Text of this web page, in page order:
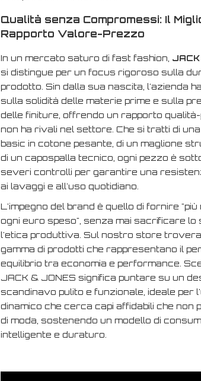
Qualità senza Compromessi: Il
Rapporto Valore-Prezzo
In un mercato saturo di fast fashion
si distingue per un focus rigoroso sulla
prodotto. Sin dalla sua nascita, l'azienda
sulla solidità delle materie prime e sulla
delle finiture, offrendo un rapporto
non ha rivali nel settore. Che si tratti di
basic in cotone pesante, di un maglione
di un capospalla tecnico, ogni pezzo è
severi controlli per garantire una
ai lavaggi e all'uso quotidiano.
L'impegno del brand è quello di fornire "più
ogni euro speso", senza mai sacrificare lo
l'etica produttiva. Sul nostro store
gamma di prodotti che rappresentano il
equilibrio tra economia e performance.
JACK & JONES significa puntare su un
scandinavo pulito e funzionale, ideale per
dinamico che cerca capi affidabili che non
di moda, sostenendo un modello di
intelligente e duraturo.